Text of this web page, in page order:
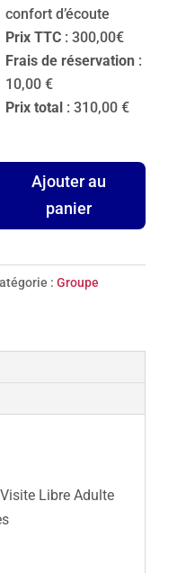
confort d’écoute
Prix TTC : 300,00€
Frais de réservation :
10,00 €
Prix total : 310,00 €
Ajouter au
panier
:Groupe
Libre Adulte